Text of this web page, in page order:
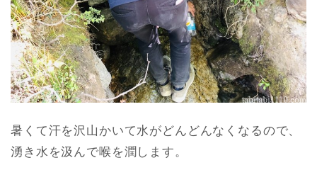
暑くて汗を沢山かいて水がどんどんなくなるので、
湧き水を汲んで喉を潤します。